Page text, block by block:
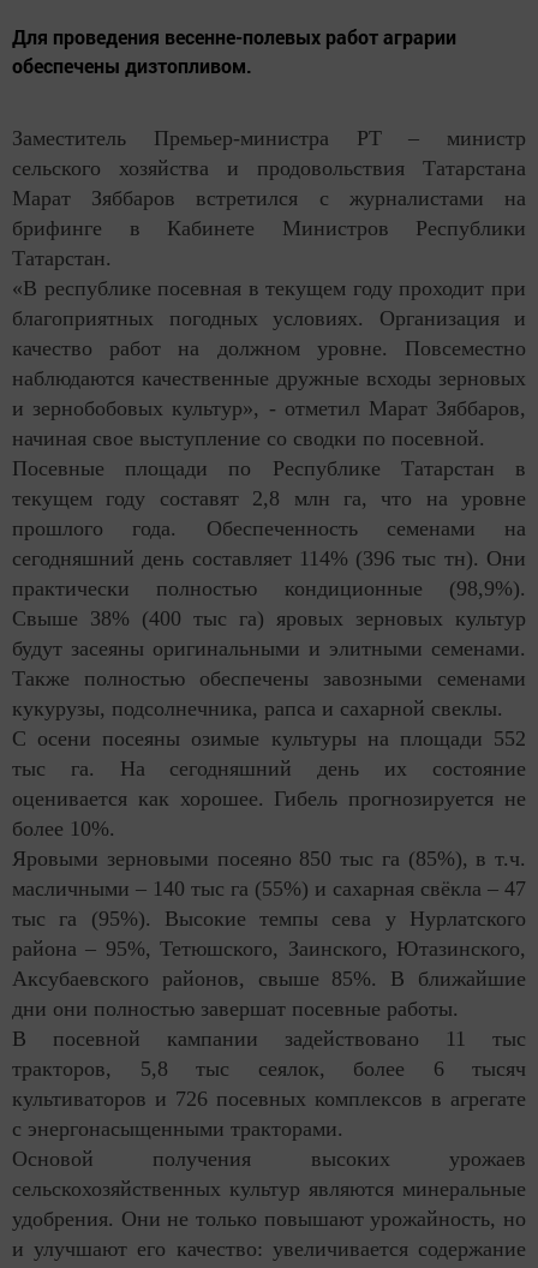
Для проведения весенне-полевых работ аграрии
обеспечены дизтопливом.
Заместитель Премьер-министра РТ – министр
сельского хозяйства и продовольствия Татарстана
Марат Зяббаров встретился с журналистами на
брифинге в Кабинете Министров Республики
Татарстан.
«В республике посевная в текущем году проходит при
благоприятных погодных условиях. Организация и
качество работ на должном уровне. Повсеместно
наблюдаются качественные дружные всходы зерновых
и зернобобовых культур», - отметил Марат Зяббаров,
начиная свое выступление со сводки по посевной.
Посевные площади по Республике Татарстан в
текущем году составят 2,8 млн га, что на уровне
прошлого года. Обеспеченность семенами на
сегодняшний день составляет 114% (396 тыс тн). Они
практически полностью кондиционные (98,9%).
Свыше 38% (400 тыс га) яровых зерновых культур
будут засеяны оригинальными и элитными семенами.
Также полностью обеспечены завозными семенами
кукурузы, подсолнечника, рапса и сахарной свеклы.
С осени посеяны озимые культуры на площади 552
тыс га. На сегодняшний день их состояние
оценивается как хорошее. Гибель прогнозируется не
более 10%.
Яровыми зерновыми посеяно 850 тыс га (85%), в т.ч.
масличными – 140 тыс га (55%) и сахарная свёкла – 47
тыс га (95%). Высокие темпы сева у Нурлатского
района – 95%, Тетюшского, Заинского, Ютазинского,
Аксубаевского районов, свыше 85%. В ближайшие
дни они полностью завершат посевные работы.
В посевной кампании задействовано 11 тыс
тракторов, 5,8 тыс сеялок, более 6 тысяч
культиваторов и 726 посевных комплексов в агрегате
с энергонасыщенными тракторами.
Основой получения высоких урожаев
сельскохозяйственных культур являются минеральные
удобрения. Они не только повышают урожайность, но
и улучшают его качество: увеличивается содержание